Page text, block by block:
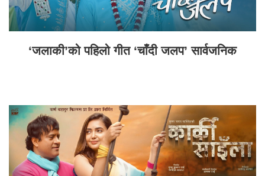
‘जलाकी’को पहिलो गीत ‘चाँदी जलप’ सार्वजनिक